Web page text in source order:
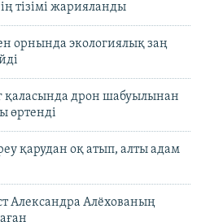
тізімі жарияланды
орнында экологиялық заң
қаласында дрон шабуылынан
өртенді
қарудан оқ атып, алты адам
Александра Алёхованың